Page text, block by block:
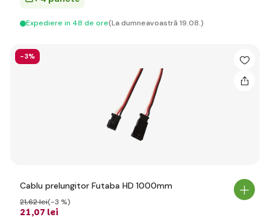
Expediere in 48 de ore(La dumneavoastră 19.08.)
-3%
Cablu prelungitor Futaba HD 1000mm
21,07 lei
21,62 lei(-3 %)